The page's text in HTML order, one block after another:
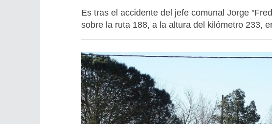
Es tras el accidente del jefe comunal Jorge
sobre la ruta 188, a la altura del kilómetro 233,